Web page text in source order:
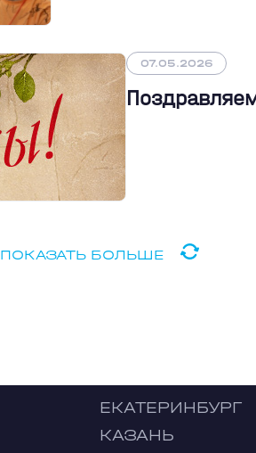
07.05.2026
ПОКАЗАТЬ БОЛЬШЕ
ЕКАТЕРИНБУРГ
КАЗАНЬ